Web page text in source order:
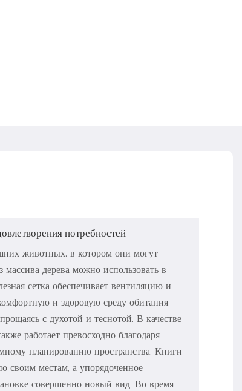
потребностей
животных, в котором они могут
массива дерева можно использовать в
сетка обеспечивает вентиляцию и
и здоровую среду обитания
с духотой и теснотой. В качестве
работает превосходно благодаря
планированию пространства. Книги
своим местам, а упорядоченное
совершенно новый вид. Во время